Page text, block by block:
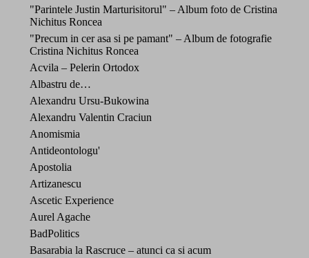
"Parintele Justin Marturisitorul" – Album foto de Cristina
Nichitus Roncea
"Precum in cer asa si pe pamant" – Album de fotografie
Cristina Nichitus Roncea
Acvila – Pelerin Ortodox
Albastru de…
Alexandru Ursu-Bukowina
Alexandru Valentin Craciun
Anomismia
Antideontologu'
Apostolia
Artizanescu
Ascetic Experience
Aurel Agache
BadPolitics
Basarabia la Rascruce – atunci ca si acum